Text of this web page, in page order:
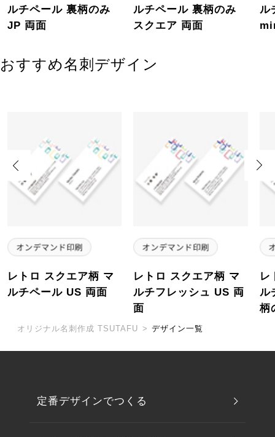
ルチペール 裏柄のみ
JP 両面
ルチペール 裏柄のみ
スクエア 両面
ル
おすすめ名刺デザイン
レトロ スクエア柄 マ
ルチペール US 両面
レトロ スクエア柄 マ
ルチフレッシュ US 両
面
レ
ル
柄
Previous Next
オリジナル名刺作成 TSUTAFU > デザイン一覧
定番デザインでつくる